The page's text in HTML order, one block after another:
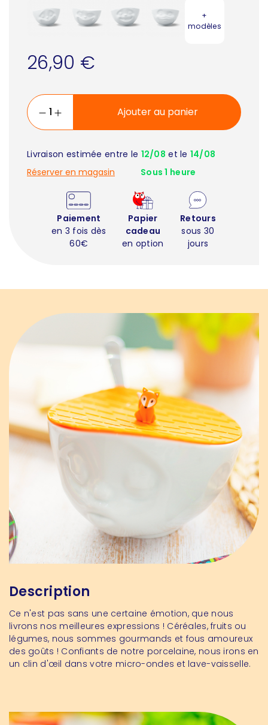
+
modèles
26,90 €
Ajouter au panier
Livraison estimée entre le 12/08 et le 14/08
Réserver en magasin
Sous 1 heure
Paiement
en 3 fois dès
60€
Papier
cadeau
en option
Retours
sous 30
jours
Description
Ce n'est pas sans une certaine émotion, que nous
livrons nos meilleures expressions ! Céréales, fruits ou
légumes, nous sommes gourmands et fous amoureux
des goûts ! Confiants de notre porcelaine, nous irons en
un clin d'œil dans votre micro-ondes et lave-vaisselle.